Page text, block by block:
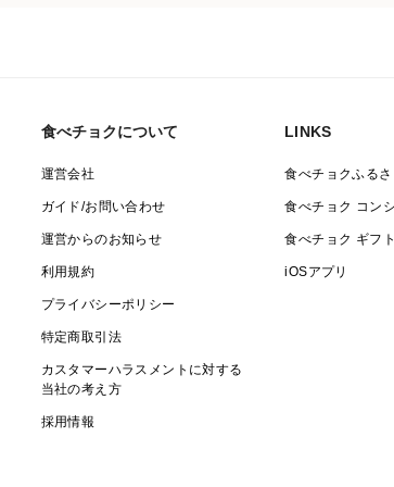
食べチョクについて
運営会社
ガイド/お問い合わせ
運営からのお知らせ
利用規約
プライバシーポリシー
特定商取引法
カスタマーハラスメントに対する
当社の考え方
採用情報
LINKS
食べチョクふるさ
食べチョク コン
食べチョク ギフ
iOSアプリ